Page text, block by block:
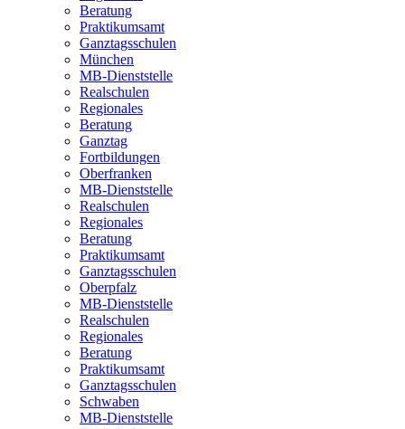
Beratung
Praktikumsamt
Ganztagsschulen
München
MB-Dienststelle
Realschulen
Regionales
Beratung
Ganztag
Fortbildungen
Oberfranken
MB-Dienststelle
Realschulen
Regionales
Beratung
Praktikumsamt
Ganztagsschulen
Oberpfalz
MB-Dienststelle
Realschulen
Regionales
Beratung
Praktikumsamt
Ganztagsschulen
Schwaben
MB-Dienststelle